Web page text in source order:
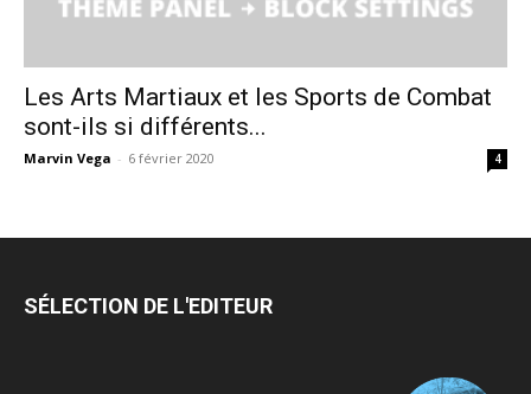
Les Arts Martiaux et les Sports de Combat
sont-ils si différents...
Marvin Vega - 6 février 2020 4
SÉLECTION DE L'EDITEUR